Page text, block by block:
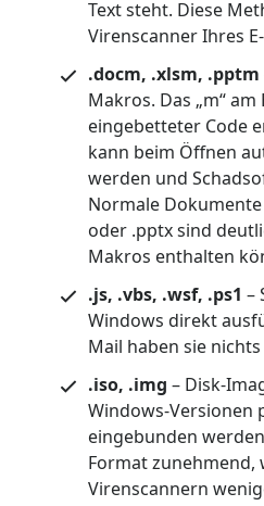
Text steht. Diese
Virenscanner Ihres
.docm, .xlsm, .pptm
Makros. Das „m“
eingebetteter Code
kann beim Öffnen
werden und
Normale
oder .pptx sind
Makros enthalten
.js, .vbs, .wsf, .ps1 –
Windows direkt
Mail haben sie
.iso, .img – Disk-
Windows-Versionen
eingebunden
Format zunehmend,
Virenscannern